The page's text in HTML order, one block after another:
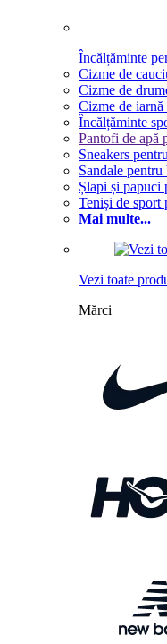
Încălțăminte
Cizme de
Cizme de
Cizme de iarnă
Încălțăminte
Pantofi de apă
Sneakers
Sandale pentru
Șlapi și papuci
Teniși de sport
Mai multe...
Vezi toate
Mărci